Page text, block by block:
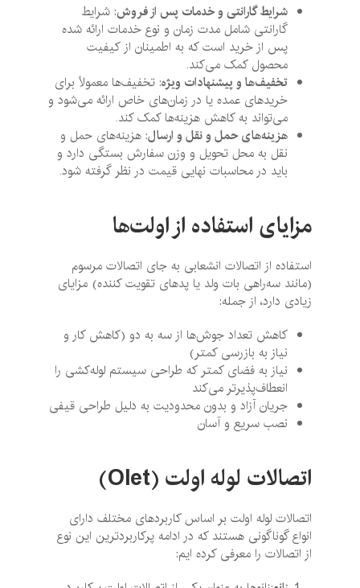
شرایط گارانتی و خدمات پس از فروش: شرایط
گارانتی شامل مدت زمان و نوع خدمات ارائه شده
پس از خرید است که به اطمینان از کیفیت
محصول کمک می‌کند.
تخفیف‌ها و پیشنهادات ویژه: تخفیف‌ها معمولاً برای
خریدهای عمده یا در زمان‌های خاص ارائه می‌شود و
می‌تواند به کاهش هزینه‌ها کمک کند.
هزینه‌های حمل و نقل و ارسال: هزینه‌های حمل و
نقل به محل تحویل و وزن سفارش بستگی دارد و
باید در محاسبات نهایی قیمت در نظر گرفته شود.
مزایای استفاده از اولت‌ها
استفاده از اتصالات انشعابی به جای اتصالات مرسوم
(مانند سه‌راهی بات ولد یا پدهای تقویت کننده) مزایای
زیادی دارد، از جمله:
کاهش تعداد جوش‌ها از سه به دو (کاهش کار و
نیاز به بازرسی کمتر)
نیاز به فضای کمتر که طراحی سیستم لوله‌کشی را
انعطاف‌پذیرتر می‌کند
جریان آزاد و بدون محدودیت به دلیل طراحی قیفی
نصب سریع و آسان
اتصالات لوله اولت (Olet
)
اتصالات لوله اولت بر اساس کاربردهای مختلف دارای
انواع گوناگونی هستند که در ادامه پرکاربردترین این نوع
از اتصالات را معرفی کرده ایم: